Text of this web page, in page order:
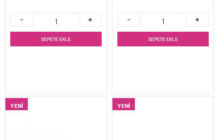
SEPETE EKLE SEPETE EKLE
YENI YENI